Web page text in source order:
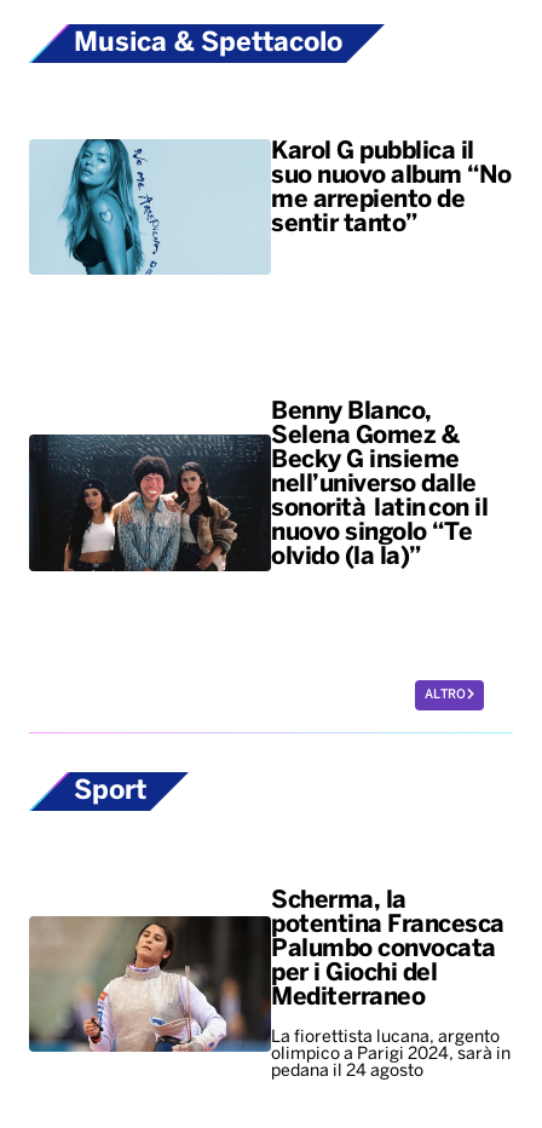
Musica & Spettacolo
Karol G pubblica il
suo nuovo album “No
me arrepiento de
sentir tanto”
Benny Blanco,
Selena Gomez &
Becky G insieme
nell’universo dalle
sonorità latin con il
nuovo singolo “Te
olvido (la la)”
ALTRO
Sport
Scherma, la
potentina Francesca
Palumbo convocata
per i Giochi del
Mediterraneo
La fiorettista lucana, argento
olimpico a Parigi 2024, sarà in
pedana il 24 agosto